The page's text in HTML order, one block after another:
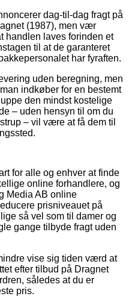
dag-til-dag fragt på
(1987), men vær
handlen laves forinden et
til at de garanteret
har fyraften.
uden beregning, men
indkøber for en bestemt
den mindst kostelige
– uden hensyn til om du
– vil være at få dem til
for alle og enhver at finde
online forhandlere, og
Media AB online
prisniveauet på
så vel som til damer og
gange tilbyde fragt uden
vise sig tiden værd at
efter tilbud på Dragnet
således at du er
pris.